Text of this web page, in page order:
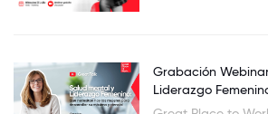
Grabación
Liderazgo